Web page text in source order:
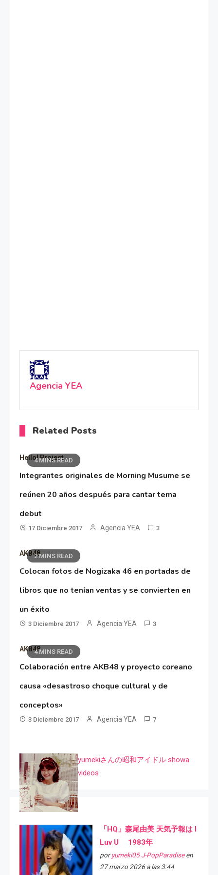
Agencia YEA
Related Posts
4 MINS READ
Hello! Project
Integrantes originales de Morning Musume se
reúnen 20 años después para cantar tema
debut
17 Diciembre 2017 Agencia YEA 3
2 MINS READ
AKB48
Colocan fotos de Nogizaka 46 en portadas de
libros que no tenían ventas y se convierten en
un éxito
3 Diciembre 2017 Agencia YEA 3
4 MINS READ
AKB48
Colaboración entre AKB48 y proyecto coreano
causa «desastroso choque cultural y de
conceptos»
3 Diciembre 2017 Agencia YEA 7
yumekiさんの昭和アイドル showa
videos
「HQ」森尾由美 天気予報は I
Luv U 1983年
por yumeki05 J-PopParadiseen
27 marzo 2026 a las 3:44